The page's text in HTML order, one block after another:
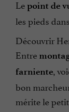
Lepoint de
les pieds
Découvrir
Entre
farniente ,
bon
mérite le